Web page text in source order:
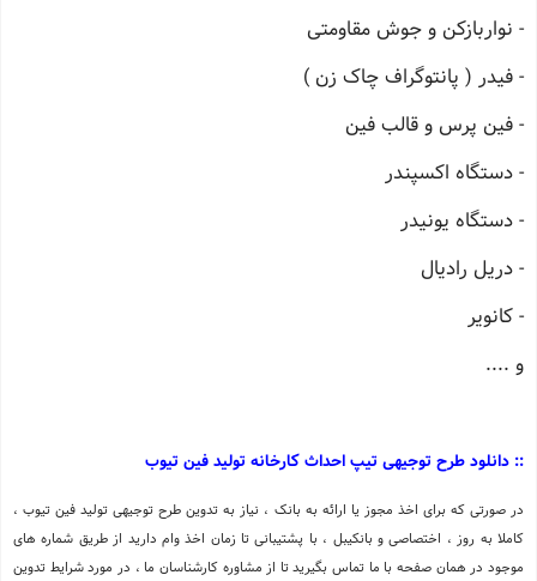
- نواربازکن و جوش مقاومتی
- فیدر ( پانتوگراف چاک زن )
- فین پرس و قالب فین
- دستگاه اکسپندر
- دستگاه یونیدر
- دریل رادیال
- کانویر
و ....
:: دانلود طرح توجیهی تیپ احداث کارخانه تولید فین تیوب
در صورتی که برای اخذ مجوز یا ارائه به بانک ، نیاز به تدوین طرح توجیهی تولید فین تیوب ،
کاملا به روز ، اختصاصی و بانکیبل ، با پشتیبانی تا زمان اخذ وام دارید از طریق شماره های
موجود در همان صفحه با ما تماس بگیرید تا از مشاوره کارشناسان ما ، در مورد شرایط تدوین